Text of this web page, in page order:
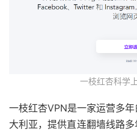
一枝红杏科学
一枝红杏VPN是一家运营多
大利亚，提供直连翻墙线路